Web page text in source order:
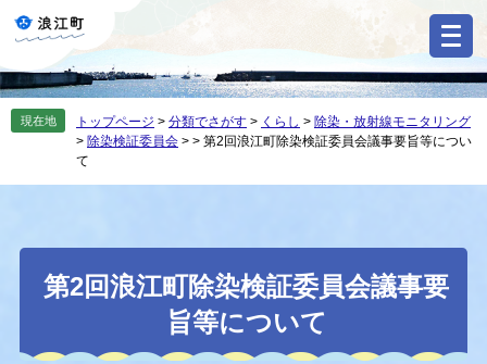
の
先
ー
を
現在地 トップページ > 分類でさがす > くらし > 除染・放射線モニタリング
> 除染検証委員会 > > 第2回浪江町除染検証委員会議事要旨等につい
て
本
第2回浪江町除染検証委員会議事要
旨等について